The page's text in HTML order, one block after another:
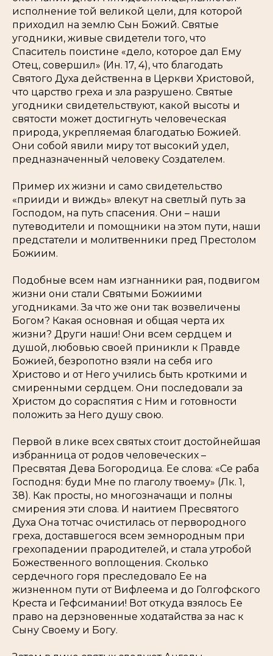
исполнение той великой цели, для которой
приходил на землю Сын Божий. Святые
угодники, живые свидетели того, что
Спаситель поистине «дело, которое дал Ему
Отец, совершил» (Ин. 17, 4), что благодать
Святого Духа действенна в Церкви Христовой,
что царство греха и зла разрушено. Святые
угодники свидетельствуют, какой высоты и
святости может достигнуть человеческая
природа, укрепляемая благодатью Божией.
Они собой явили миру тот высокий удел,
предназначенный человеку Создателем.
Пример их жизни и само свидетельство
«прииди и виждь» влекут на светлый путь за
Господом, на путь спасения. Они – наши
путеводители и помощники на этом пути, наши
предстатели и молитвенники пред Престолом
Божиим.
Подобные всем нам изгнанники рая, подвигом
жизни они стали Святыми Божиими
угодниками. За что же они так возвеличены
Богом? Какая основная и общая черта их
жизни? Други наши! Они всем сердцем и
душой, любовью своей приникли к Правде
Божией, безропотно взяли на себя иго
Христово и от Него учились быть кроткими и
смиренными сердцем. Они последовали за
Христом до сораспятия с Ним и готовности
положить за Него душу свою.
Первой в лике всех святых стоит достойнейшая
избранница от родов человеческих –
Пресвятая Дева Богородица. Ее слова: «Се раба
Господня: буди Мне по глаголу твоему» (Лк. 1,
38). Как просты, но многозначащи и полны
смирения эти слова. И наитием Пресвятого
Духа Она тотчас очистилась от первородного
греха, доставшегося всем земнородным при
грехопадении прародителей, и стала утробой
Божественного воплощения. Сколько
сердечного горя преследовало Ее на
жизненном пути от Вифлеема и до Голгофского
Креста и Гефсимании! Вот откуда взялось Ее
право на дерзновенные ходатайства за нас к
Сыну Своему и Богу.